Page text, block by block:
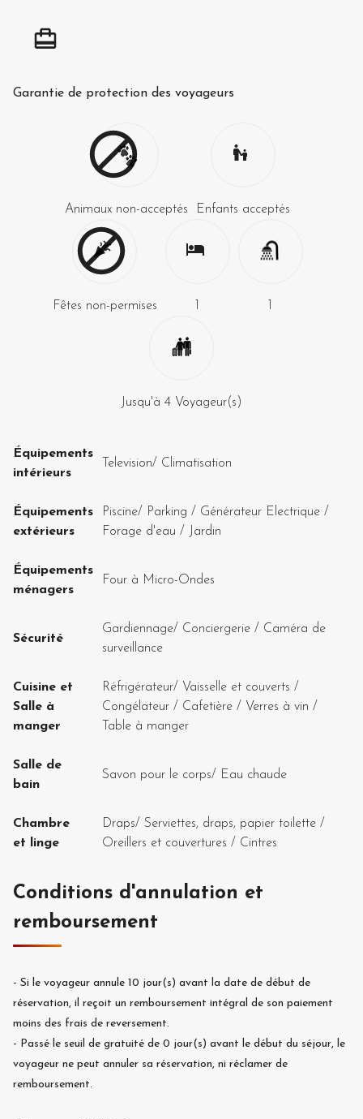
Garantie de protection des voyageurs
Animaux non-acceptés Enfants acceptés
Fêtes non-permises 1 1
Jusqu'à 4 Voyageur(s)
Équipements
intérieurs
Television/ Climatisation
Équipements
extérieurs
Piscine/ Parking / Générateur Electrique /
Forage d'eau / Jardin
Équipements
ménagers
Four à Micro-Ondes
Sécurité
Gardiennage/ Conciergerie / Caméra de
surveillance
Cuisine et
Salle à
manger
Réfrigérateur/ Vaisselle et couverts /
Congélateur / Cafetière / Verres à vin /
Table à manger
Salle de
bain
Savon pour le corps/ Eau chaude
Chambre
et linge
Draps/ Serviettes, draps, papier toilette /
Oreillers et couvertures / Cintres
Conditions d'annulation et
remboursement
- Si le voyageur annule 10 jour(s) avant la date de début de
réservation, il reçoit un remboursement intégral de son paiement
moins des frais de reversement.
- Passé le seuil de gratuité de 0 jour(s) avant le début du séjour, le
voyageur ne peut annuler sa réservation, ni réclamer de
remboursement.